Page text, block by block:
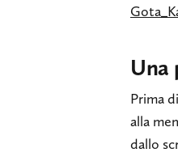
Una
Prima
alla
dallo